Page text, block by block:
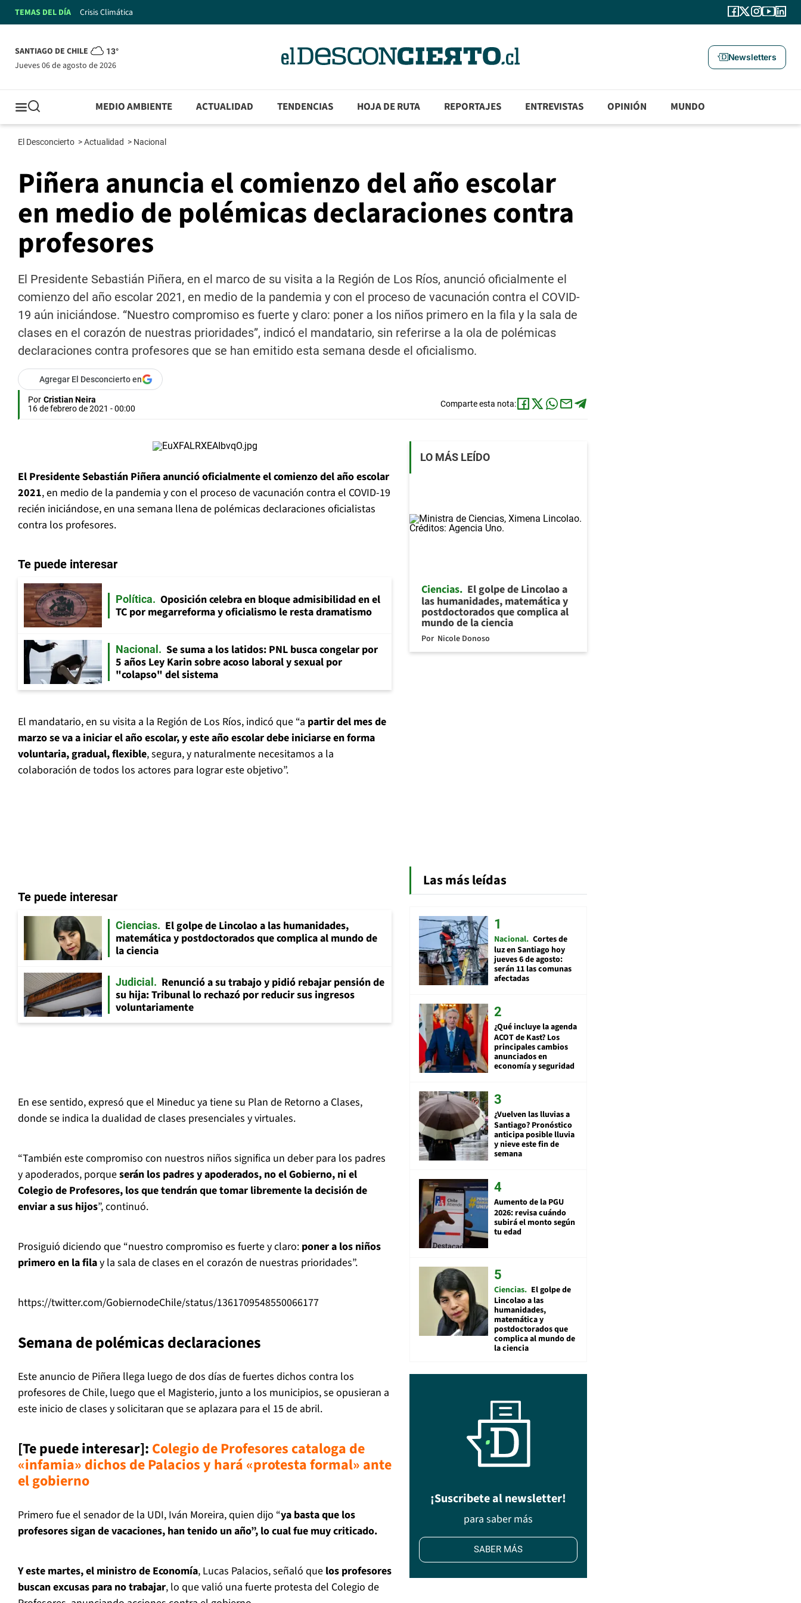
TEMAS DEL DÍA Crisis Climática
SANTIAGO DE CHILE 13°
jueves 06 de agosto de 2026
Newsletters
MEDIO AMBIENTE ACTUALIDAD TENDENCIAS HOJA DE RUTA REPORTAJES ENTREVISTAS OPINIÓN MUNDO
El Desconcierto >Actualidad > Nacional
Piñera anuncia el comienzo del año escolar
en medio de polémicas declaraciones contra
profesores
El Presidente Sebastián Piñera, en el marco de su visita a la Región de Los Ríos, anunció oficialmente el
comienzo del año escolar 2021, en medio de la pandemia y con el proceso de vacunación contra el COVID-
19 aún iniciándose. “Nuestro compromiso es fuerte y claro: poner a los niños primero en la fila y la sala de
clases en el corazón de nuestras prioridades”, indicó el mandatario, sin referirse a la ola de polémicas
declaraciones contra profesores que se han emitido esta semana desde el oficialismo.
Agregar El Desconcierto en
Por Cristian Neira
16 de febrero de 2021 - 00:00
Comparte esta nota:
El Presidente Sebastián Piñera anunció oficialmente el comienzo del año escolar
2021, en medio de la pandemia y con el proceso de vacunación contra el COVID-19
recién iniciándose, en una semana llena de polémicas declaraciones oficialistas
contra los profesores.
Te puede interesar
Política
Oposición celebra en bloque admisibilidad en el
TC por megarreforma y oficialismo le resta dramatismo
Nacional
Se suma a los latidos: PNL busca congelar por
5 años Ley Karin sobre acoso laboral y sexual por
"colapso" del sistema
El mandatario, en su visita a la Región de Los Ríos, indicó que “a partir del mes de
marzo se va a iniciar el año escolar, y este año escolar debe iniciarse en forma
voluntaria, gradual, flexible, segura, y naturalmente necesitamos a la
colaboración de todos los actores para lograr este objetivo”.
Te puede interesar
Ciencias
El golpe de Lincolao a las humanidades,
matemática y postdoctorados que complica al mundo de
la ciencia
Judicial
Renunció a su trabajo y pidió rebajar pensión de
su hija: Tribunal lo rechazó por reducir sus ingresos
voluntariamente
En ese sentido, expresó que el Mineduc ya tiene su Plan de Retorno a Clases,
donde se indica la dualidad de clases presenciales y virtuales.
“También este compromiso con nuestros niños significa un deber para los padres
y apoderados, porqueserán los padres y apoderados, no el Gobierno, ni el
Colegio de Profesores, los que tendrán que tomar libremente la decisión de
enviar a sus hijos”, continuó.
Prosiguió diciendo que “nuestro compromiso es fuerte y claro: poner a los niños
primero en la filay la sala de clases en el corazón de nuestras prioridades”.
https://twitter.com/GobiernodeChile/status/1361709548550066177
Semana de polémicas declaraciones
Este anuncio de Piñera llega luego de dos días de fuertes dichos contra los
profesores de Chile, luego que el Magisterio, junto a los municipios, se opusieran a
este inicio de clases y solicitaran que se aplazara para el 15 de abril.
[Te puede interesar]: Colegio de Profesores cataloga de
«infamia» dichos de Palacios y hará «protesta formal» ante
el gobierno
Primero fue el senador de la UDI, Iván Moreira, quien dijo “ya basta que los
profesores sigan de vacaciones, han tenido un año”, lo cual fue muy criticado.
Y este martes, el ministro de Economía, Lucas Palacios, señaló que los profesores
buscan excusas para no trabajar, lo que valió una fuerte protesta del Colegio de
LO MÁS LEÍDO
Ciencias El golpe de Lincolao a
las humanidades, matemática y
postdoctorados que complica al
mundo de la ciencia
Por Nicole Donoso
Las más leídas
Nacional Cortes de
luz en Santiago hoy
jueves 6 de agosto:
serán 11 las comunas
afectadas
¿Qué incluye la agenda
ACOT de Kast? Los
principales cambios
anunciados en
economía y seguridad
¿Vuelven las lluvias a
Santiago? Pronóstico
anticipa posible lluvia
y nieve este fin de
semana
Aumento de la PGU
2026: revisa cuándo
subirá el monto según
tu edad
Ciencias El golpe de
Lincolao a las
humanidades,
matemática y
postdoctorados que
complica al mundo de
la ciencia
¡Suscribete al newsletter!
para saber más
SABER MÁS